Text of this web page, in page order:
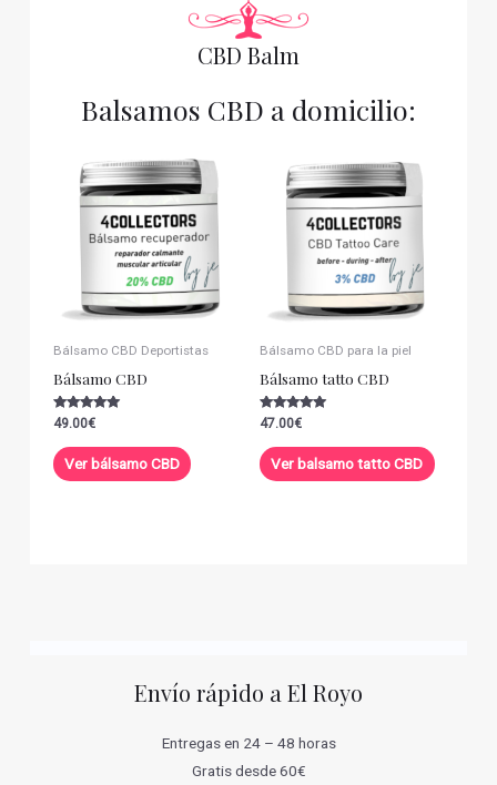
CBD Balm
Balsamos CBD a domicilio:
Bálsamo CBD Deportistas
Bálsamo CBD
Valorado con
de 5
49.00€
Ver bálsamo CBD
Bálsamo CBD para la piel
Bálsamo tatto CBD
Valorado con
de 5
47.00€
Ver balsamo tatto CBD
Envío rápido a El Royo
Entregas en 24 – 48 horas
Gratis desde 60€